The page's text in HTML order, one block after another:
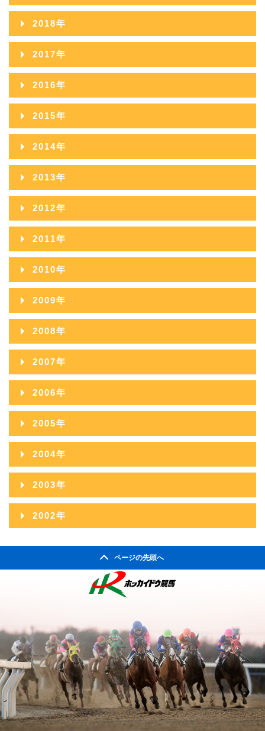
2021年10月
2021年09月
2021年08月
2021年07月
2021年06月
2021年05月
2021年03月
2021年02月
2021年01月
2020年11月
2020年10月
2020年09月
2020年08月
2020年07月
2020年06月
2020年05月
2020年03月
2020年02月
2020年01月
2019年12月
2019年11月
2019年10月
2019年09月
2019年08月
2019年07月
2019年06月
2019年05月
2019年03月
2019年02月
2019年01月
2018年
2018年12月
2018年11月
2018年10月
2018年09月
2018年08月
2018年07月
2018年06月
2018年05月
2018年03月
2018年02月
2018年01月
2017年
2017年12月
2017年11月
2017年10月
2017年09月
2017年08月
2017年07月
2017年06月
2017年05月
2017年03月
2017年02月
2017年01月
2016年
2016年12月
2016年11月
2016年10月
2016年09月
2016年08月
2016年07月
2016年06月
2016年05月
2016年03月
2016年02月
2016年01月
2015年
2015年12月
2015年11月
2015年10月
2015年09月
2015年08月
2015年07月
2015年06月
2015年05月
2015年03月
2015年02月
2015年01月
2014年
2014年12月
2014年11月
2014年10月
2014年09月
2014年08月
2014年07月
2014年06月
2014年05月
2014年03月
2014年02月
2014年01月
2013年
2013年12月
2013年11月
2013年10月
2013年09月
2013年08月
2013年07月
2013年06月
2013年05月
2013年03月
2013年02月
2013年01月
2012年
2012年12月
2012年11月
2012年10月
2012年09月
2012年08月
2012年07月
2012年06月
2012年05月
2012年03月
2012年02月
2012年01月
2011年
2011年12月
2011年11月
2011年10月
2011年09月
2011年08月
2011年07月
2011年06月
2011年05月
2011年03月
2011年02月
2010年
2010年12月
2010年11月
2010年10月
2010年09月
2010年08月
2010年07月
2010年06月
2010年05月
2010年03月
2009年
2009年12月
2009年11月
2009年10月
2009年09月
2009年08月
2009年07月
2009年06月
2009年05月
2009年03月
2008年
2008年12月
2008年11月
2008年10月
2008年09月
2008年08月
2008年07月
2008年06月
2008年05月
2008年01月
2007年
2007年12月
2007年11月
2007年10月
2007年09月
2007年08月
2007年07月
2007年02月
2007年01月
2006年
2006年12月
2006年11月
2006年10月
2006年09月
2006年08月
2006年03月
2006年02月
2006年01月
2005年
2005年12月
2005年11月
2005年10月
2005年09月
2005年08月
2005年07月
2005年04月
2005年03月
2005年02月
2005年01月
2004年
2004年12月
2004年11月
2004年10月
2004年06月
2004年05月
2004年04月
2004年03月
2004年02月
2003年
2003年12月
2003年07月
2003年06月
2003年05月
2003年04月
2002年
ページの先頭へ